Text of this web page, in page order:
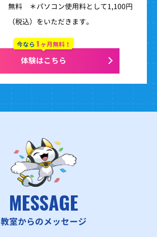
無料 ＊パソコン使用料として1,100円
（税込）をいただきます。
今なら 1 ヶ月無料！
体験はこちら
MESSAGE
教室からのメッセージ